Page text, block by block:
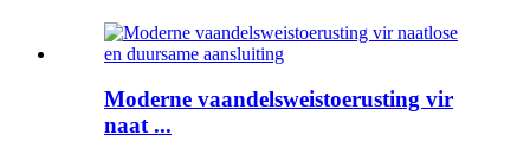
Moderne vaandelsweistoerusting vir
naat ...